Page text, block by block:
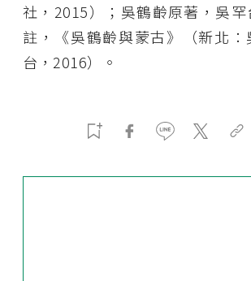
社，2015）；吳鶴齡原著，吳
註，《吳鶴齡與蒙古》（新北
台，2016）。